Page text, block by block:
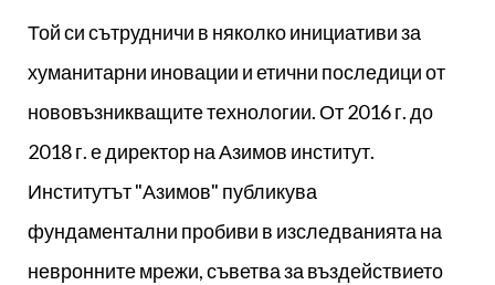
Той си сътрудничи в няколко инициативи за
хуманитарни иновации и етични последици от
нововъзникващите технологии. От 2016 г. до
2018 г. е директор на Азимов институт.
Институтът "Азимов" публикува
фундаментални пробиви в изследванията на
невронните мрежи, съветва за въздействието